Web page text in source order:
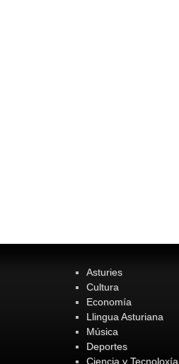
Asturies
Cultura
Economía
Llingua Asturiana
Música
Deportes
Ciencia y Tecnoloxía